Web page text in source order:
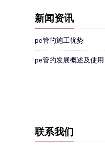
新闻资讯
pe管的施工优势
pe管的发展概述及使用
联系我们